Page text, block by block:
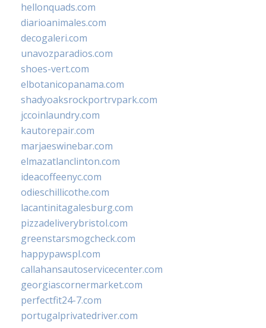
hellonquads.com
diarioanimales.com
decogaleri.com
unavozparadios.com
shoes-vert.com
elbotanicopanama.com
shadyoaksrockportrvpark.com
jccoinlaundry.com
kautorepair.com
marjaeswinebar.com
elmazatlanclinton.com
ideacoffeenyc.com
odieschillicothe.com
lacantinitagalesburg.com
pizzadeliverybristol.com
greenstarsmogcheck.com
happypawspl.com
callahansautoservicecenter.com
georgiascornermarket.com
perfectfit24-7.com
portugalprivatedriver.com